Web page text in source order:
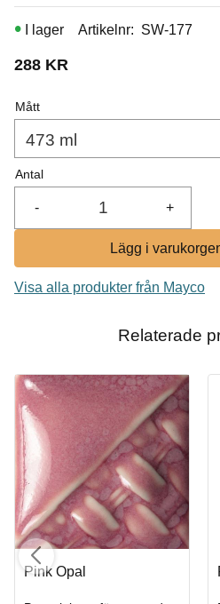
288 KR
Mått
Antal
+
-
I lager Artikelnr SW-177
Visa alla produkter från Mayco
Relaterade
Pink Opal